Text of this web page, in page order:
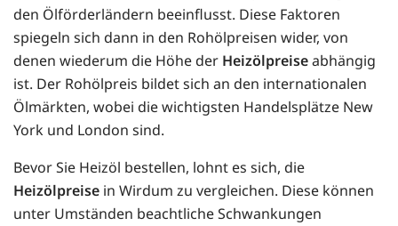
den Ölförderländern beeinflusst. Diese Faktoren
spiegeln sich dann in den Rohölpreisen wider, von
denen wiederum die Höhe der Heizölpreiseabhängig
ist. Der Rohölpreis bildet sich an den internationalen
Ölmärkten, wobei die wichtigsten Handelsplätze New
York und London sind.
Bevor Sie Heizöl bestellen, lohnt es sich, die
Heizölpreise in Wirdum zu vergleichen. Diese können
unter Umständen beachtliche Schwankungen